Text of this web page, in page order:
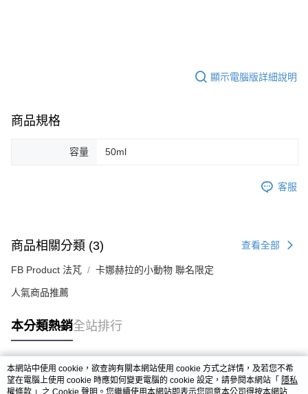
顯示電腦版詳細說明
商品規格
容量 50ml
客服
商品相關分類 (3) 查看全部
FB Product 法芃 卡娜赫拉的小動物 聯名限定
人氣商品推薦
本分類熱銷全站排行
熱門標籤
本網站中使用 cookie，欲查詢有關本網站使用 cookie 方式之詳情，及若您不希
望在電腦上使用 cookie 時應如何變更電腦的 cookie 設定，請參閱本網站「 隱私
權條款 」之 Cookie 聲明。您繼續使用本網站即表示您同意本公司得按本網站使